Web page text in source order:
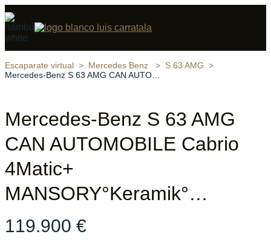
‹ ›
Compartir
Escaparate virtual Mercedes Benz
S 63 AMG
Mercedes-Benz S 63 AMG
CAN AUTOMOBILE Cabrio
4Matic+
MANSORY°Keramik°…
119.900 €